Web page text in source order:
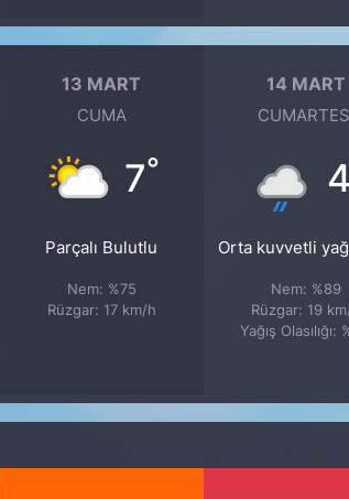
13 MART
CUMA
7°
Parçalı Bulutlu
Nem: %75
Rüzgar: 17 km/h
14 MART
4
Orta kuvvetli
Nem: %89
Rüzgar: 19
Yağış Olasılığı: